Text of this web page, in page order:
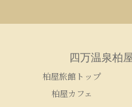
四万温泉柏
柏屋旅館トップ
柏屋カフェ